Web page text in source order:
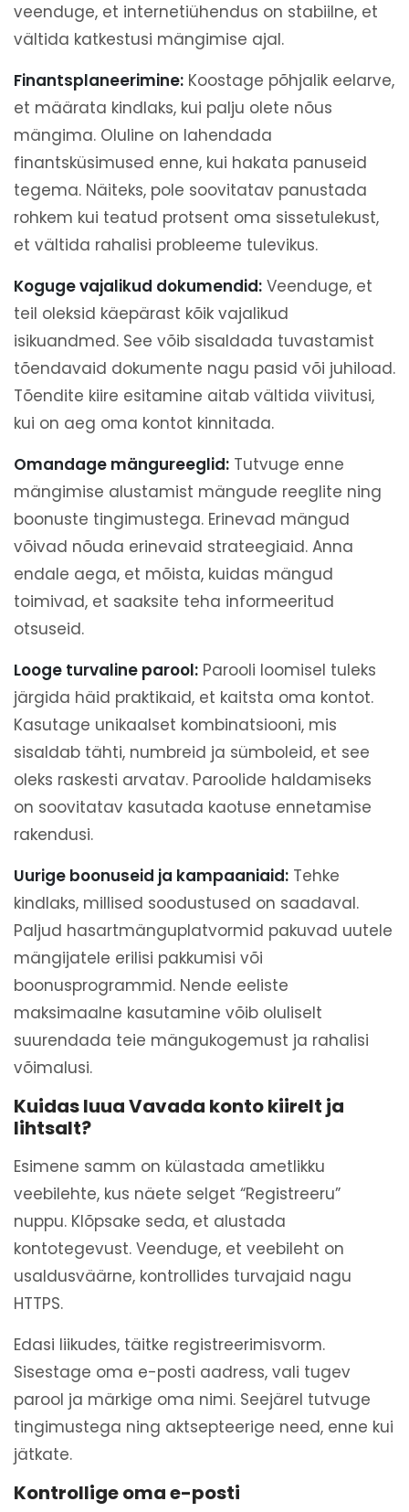
veenduge, et internetiühendus on stabiilne, et
vältida katkestusi mängimise ajal.
Finantsplaneerimine: Koostage põhjalik eelarve,
et määrata kindlaks, kui palju olete nõus
mängima. Oluline on lahendada
finantsküsimused enne, kui hakata panuseid
tegema. Näiteks, pole soovitatav panustada
rohkem kui teatud protsent oma sissetulekust,
et vältida rahalisi probleeme tulevikus.
Koguge vajalikud dokumendid: Veenduge, et
teil oleksid käepärast kõik vajalikud
isikuandmed. See võib sisaldada tuvastamist
tõendavaid dokumente nagu pasid või juhiload.
Tõendite kiire esitamine aitab vältida viivitusi,
kui on aeg oma kontot kinnitada.
Omandage mängureeglid: Tutvuge enne
mängimise alustamist mängude reeglite ning
boonuste tingimustega. Erinevad mängud
võivad nõuda erinevaid strateegiaid. Anna
endale aega, et mõista, kuidas mängud
toimivad, et saaksite teha informeeritud
otsuseid.
Looge turvaline parool: Parooli loomisel tuleks
järgida häid praktikaid, et kaitsta oma kontot.
Kasutage unikaalset kombinatsiooni, mis
sisaldab tähti, numbreid ja sümboleid, et see
oleks raskesti arvatav. Paroolide haldamiseks
on soovitatav kasutada kaotuse ennetamise
rakendusi.
Uurige boonuseid ja kampaaniaid: Tehke
kindlaks, millised soodustused on saadaval.
Paljud hasartmänguplatvormid pakuvad uutele
mängijatele erilisi pakkumisi või
boonusprogrammid. Nende eeliste
maksimaalne kasutamine võib oluliselt
suurendada teie mängukogemust ja rahalisi
võimalusi.
Kuidas luua Vavada konto kiirelt ja
lihtsalt?
Esimene samm on külastada ametlikku
veebilehte, kus näete selget “Registreeru”
nuppu. Klõpsake seda, et alustada
kontotegevust. Veenduge, et veebileht on
usaldusväärne, kontrollides turvajaid nagu
HTTPS.
Edasi liikudes, täitke registreerimisvorm.
Sisestage oma e-posti aadress, vali tugev
parool ja märkige oma nimi. Seejärel tutvuge
tingimustega ning aktsepteerige need, enne kui
jätkate.
Kontrollige oma e-posti